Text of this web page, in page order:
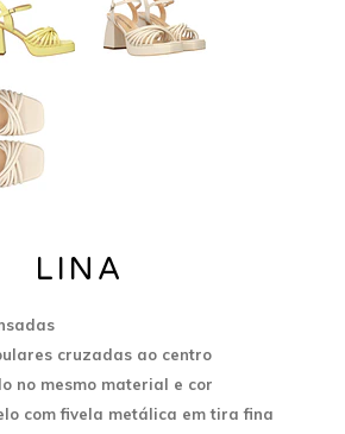
LINA
cruzadas ao centro
no mesmo material e cor
com fivela metálica em tira fina